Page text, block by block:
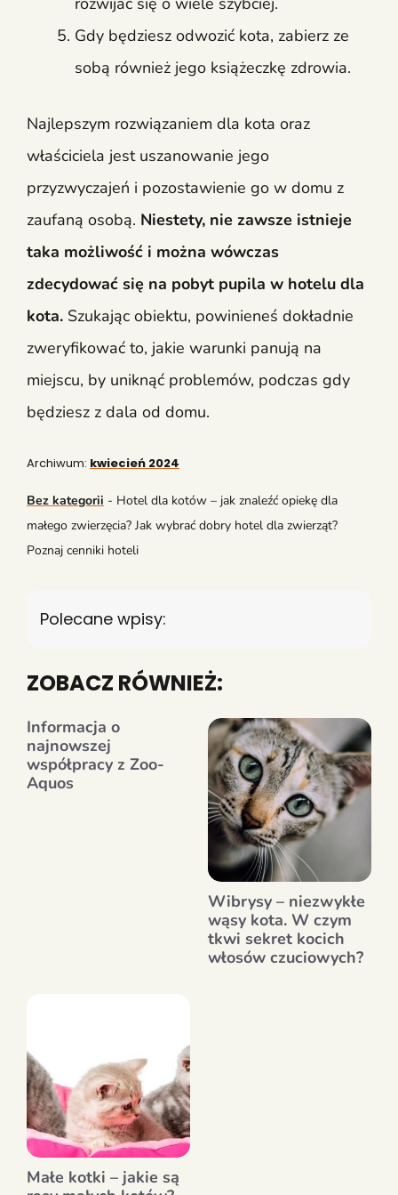
Gdy będziesz odwozić kota, zabierz ze
sobą również jego książeczkę zdrowia.
Najlepszym rozwiązaniem dla kota oraz
właściciela jest uszanowanie jego
przyzwyczajeń i pozostawienie go w domu z
zaufaną osobą. Niestety, nie zawsze istnieje
taka możliwość i można wówczas
zdecydować się na pobyt pupila w hotelu dla
kota. Szukając obiektu, powinieneś dokładnie
zweryfikować to, jakie warunki panują na
miejscu, by uniknąć problemów, podczas gdy
będziesz z dala od domu.
Archiwum: kwiecień 2024
Bez kategorii - Hotel dla kotów – jak znaleźć opiekę dla
małego zwierzęcia? Jak wybrać dobry hotel dla zwierząt?
Poznaj cenniki hoteli
Polecane wpisy:
ZOBACZ RÓWNIEŻ:
Informacja o
najnowszej
współpracy z Zoo-
Aquos
Wibrysy – niezwykłe
wąsy kota. W czym
tkwi sekret kocich
włosów czuciowych?
Małe kotki – jakie są